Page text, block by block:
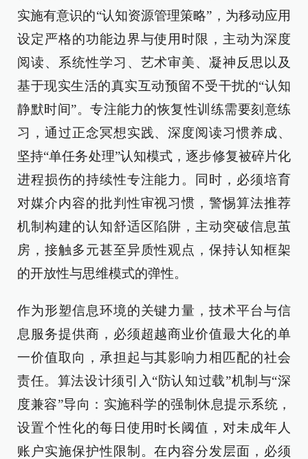
实施有意识的“认知资源管理策略”，为移动应用
设定严格的功能边界与使用时限，主动为深度
阅读、系统性学习、艺术审美、凝神反思以及
基于现实生活的真实互动预留不受干扰的“认知
静默时间”。专注能力的恢复性训练需要刻意练
习，通过正念冥想实践、深度阅读习惯养成、
坚持“单任务处理”认知模式，逐步修复被碎片化
进程损伤的持续性专注能力。同时，必须培育
对媒介内容的批判性审视习惯，警惕算法推荐
机制构建的认知舒适区陷阱，主动突破信息茧
房，接触多元甚至异质性观点，保持认知框架
的开放性与思维模式的弹性。
作为形塑信息环境的关键力量，技术平台与信
息服务提供商，必须超越商业价值最大化的单
一价值取向，承担起与其影响力相匹配的社会
责任。算法设计须引入“防认知过载”机制与“深
度兼容”导向：实施科学的强制休息提示系统，
设置个性化的每日使用时长阈值，对未成年人
账户实施保护性限制。在内容分发层面，必须